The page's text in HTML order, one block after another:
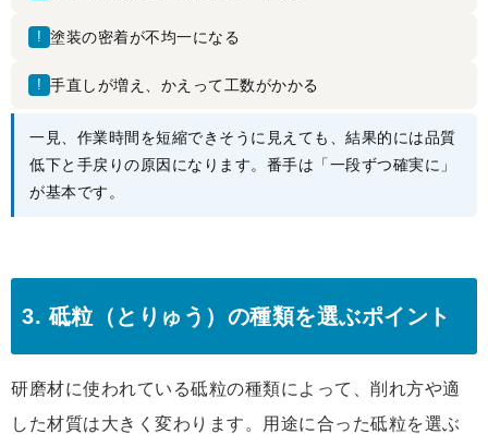
! 塗装の密着が不均一になる
! 手直しが増え、かえって工数がかかる
一見、作業時間を短縮できそうに見えても、結果的には品質
低下と手戻りの原因になります。番手は「一段ずつ確実に」
が基本です。
3. 砥粒（とりゅう）の種類を選ぶポイント
研磨材に使われている砥粒の種類によって、削れ方や適
した材質は大きく変わります。用途に合った砥粒を選ぶ